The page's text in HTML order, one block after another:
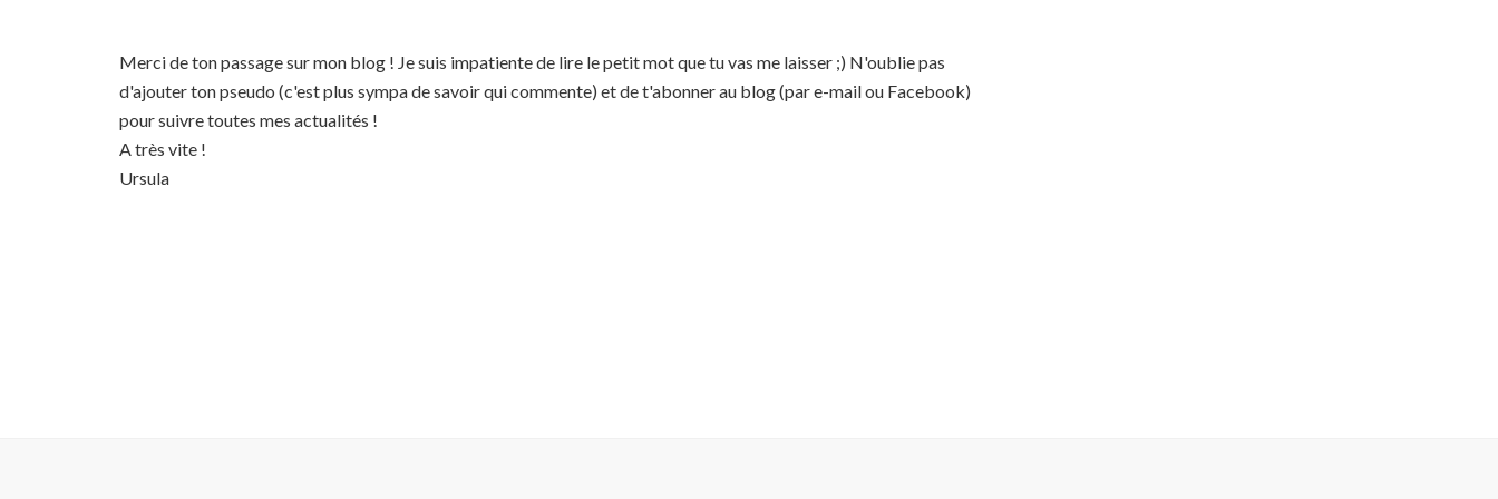
Merci de ton passage sur mon blog ! Je suis impatiente de lire le petit mot que tu vas me laisser ;) N'oublie pas
d'ajouter ton pseudo (c'est plus sympa de savoir qui commente) et de t'abonner au blog (par e-mail ou Facebook)
pour suivre toutes mes actualités !
A très vite !
Ursula